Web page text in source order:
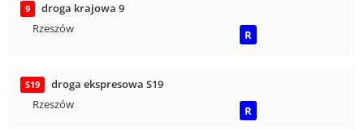
9
droga krajowa 9
Rzeszów
R
S19
droga ekspresowa S19
Rzeszów
R